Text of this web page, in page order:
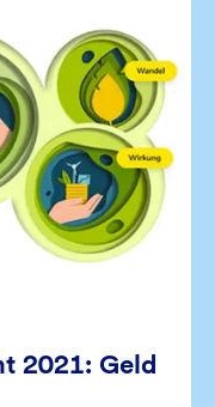
2021: Geld